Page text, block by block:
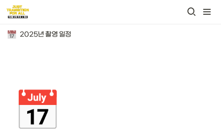
2025년 촬영 일정
📅